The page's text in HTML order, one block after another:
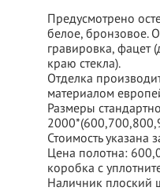
Предусмотрено
белое, бронзовое.
гравировка, фацет
краю стекла).
Отделка
материалом
Размеры
Стоимость указана
Цена полотна:
коробка c
Наличник плоский